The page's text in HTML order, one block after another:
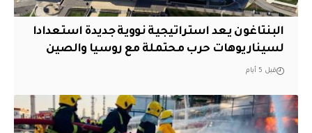
البنتاغون يعد استراتيجية نووية جديدة استعدادا
لسيناريوهات حرب محتملة مع روسيا والصين
قبل 5 أيام